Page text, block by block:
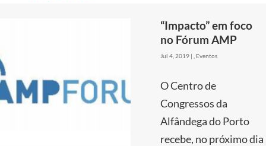
“Impacto” em foco
no Fórum AMP
Jul 4, 2019 | Eventos
O Centro de
Congressos da
Alfândega do Porto
recebe, no próximo dia